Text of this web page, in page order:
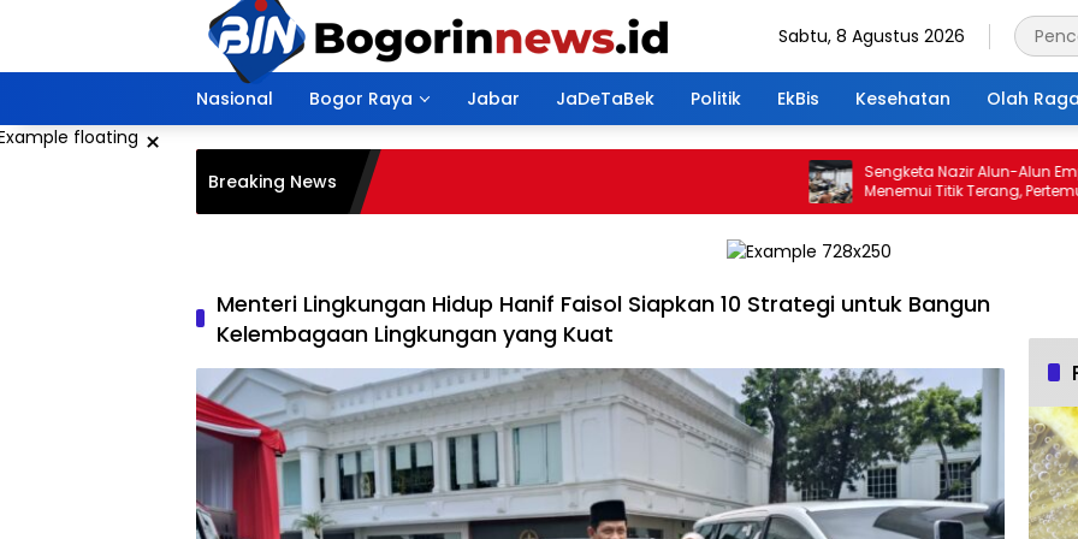
Sabtu, 8 Agustus 2026
Nasional Bogor Raya Jabar JaDeTaBek Politik EkBis Kesehatan Olah Raga
×
Breaking News
Sengketa Nazir Alun-Alun Empang
Menemui Titik Terang, Pertemuan
Hasilkan 4 Poin Kesepakatan
Menteri Lingkungan Hidup Hanif Faisol Siapkan 10 Strategi untuk Bangun
Kelembagaan Lingkungan yang Kuat